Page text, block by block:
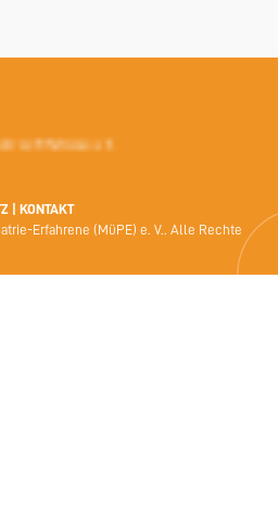
KONTAKT
Erfahrene (MüPE) e. V.. Alle Rechte